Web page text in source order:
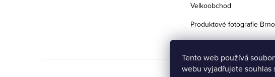
Tento web používá
webu vyjadřujete
Velkoobchod
Produktové fotografie Brno